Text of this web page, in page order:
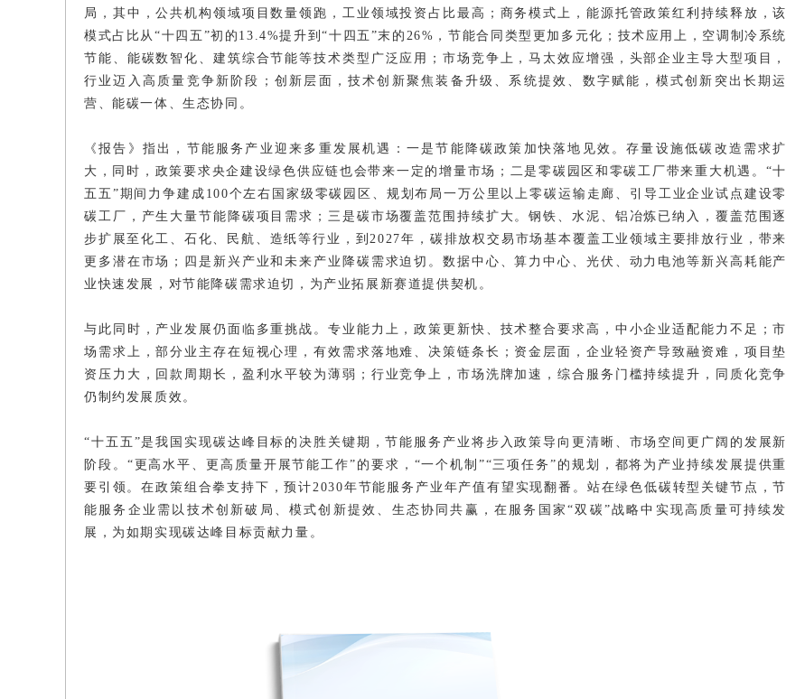
局，其中，公共机构领域项目数量领跑，工业领域投资占比最高；商务模式上，能源托管政策红利持续释放，该
模式占比从“十四五”初的13.4%提升到“十四五”末的26%，节能合同类型更加多元化；技术应用上，空调制冷系统
节能、能碳数智化、建筑综合节能等技术类型广泛应用；市场竞争上，马太效应增强，头部企业主导大型项目，
行业迈入高质量竞争新阶段；创新层面，技术创新聚焦装备升级、系统提效、数字赋能，模式创新突出长期运
营、能碳一体、生态协同。
《报告》指出，节能服务产业迎来多重发展机遇：一是节能降碳政策加快落地见效。存量设施低碳改造需求扩
大，同时，政策要求央企建设绿色供应链也会带来一定的增量市场；二是零碳园区和零碳工厂带来重大机遇。“十
五五”期间力争建成100个左右国家级零碳园区、规划布局一万公里以上零碳运输走廊、引导工业企业试点建设零
碳工厂，产生大量节能降碳项目需求；三是碳市场覆盖范围持续扩大。钢铁、水泥、铝冶炼已纳入，覆盖范围逐
步扩展至化工、石化、民航、造纸等行业，到2027年，碳排放权交易市场基本覆盖工业领域主要排放行业，带来
更多潜在市场；四是新兴产业和未来产业降碳需求迫切。数据中心、算力中心、光伏、动力电池等新兴高耗能产
业快速发展，对节能降碳需求迫切，为产业拓展新赛道提供契机。
与此同时，产业发展仍面临多重挑战。专业能力上，政策更新快、技术整合要求高，中小企业适配能力不足；市
场需求上，部分业主存在短视心理，有效需求落地难、决策链条长；资金层面，企业轻资产导致融资难，项目垫
资压力大，回款周期长，盈利水平较为薄弱；行业竞争上，市场洗牌加速，综合服务门槛持续提升，同质化竞争
仍制约发展质效。
“十五五”是我国实现碳达峰目标的决胜关键期，节能服务产业将步入政策导向更清晰、市场空间更广阔的发展新
阶段。“更高水平、更高质量开展节能工作”的要求，“一个机制”“三项任务”的规划，都将为产业持续发展提供重
要引领。在政策组合拳支持下，预计2030年节能服务产业年产值有望实现翻番。站在绿色低碳转型关键节点，节
能服务企业需以技术创新破局、模式创新提效、生态协同共赢，在服务国家“双碳”战略中实现高质量可持续发
展，为如期实现碳达峰目标贡献力量。